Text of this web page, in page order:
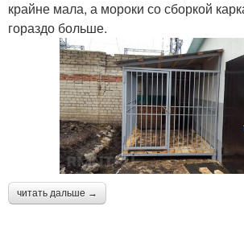
крайне мала, а мороки со сборкой
гораздо больше.
читать дальше →